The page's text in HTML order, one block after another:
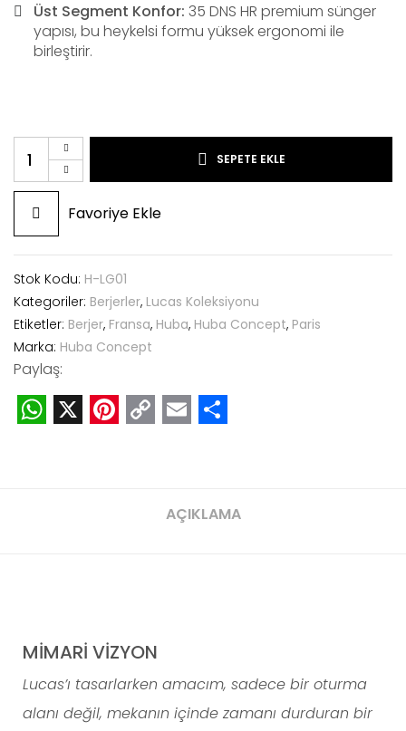
Üst Segment Konfor: 35 DNS HR premium sünger
yapısı, bu heykelsi formu yüksek ergonomi ile
birleştirir.
SEPETE EKLE
Favoriye Ekle
Stok Kodu: H-LG01
Kategoriler: Berjerler, Lucas Koleksiyonu
Etiketler: Berjer, Fransa, Huba, Huba Concept, Paris
Marka: Huba Concept
Paylaş:
WhatsApp
X Pinterest
Copy
EmailShare
AÇIKLAMA
MİMARİ VİZYON
Lucas’ı tasarlarken amacım, sadece bir oturma
alanı değil, mekanın içinde zamanı durduran bir